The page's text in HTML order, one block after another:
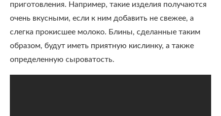
приготовления. Например, такие изделия получаются
очень вкусными, если к ним добавить не свежее, а
слегка прокисшее молоко. Блины, сделанные таким
образом, будут иметь приятную кислинку, а также
определенную сыроватость.